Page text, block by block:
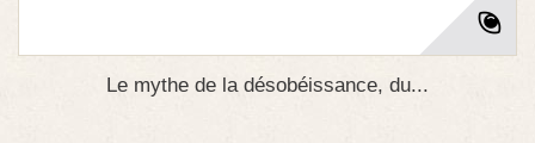
Le mythe de la désobéissance, du...